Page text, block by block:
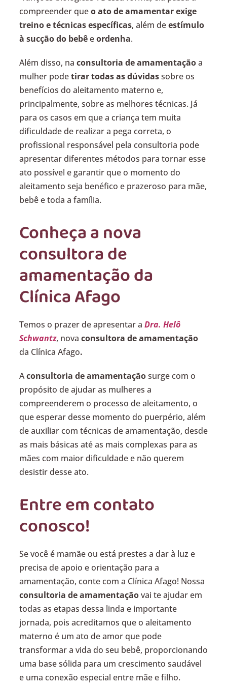
compreender queo ato de amamentar exige
treino e técnicas específicas, além deestímulo
à sucção do bebêeordenha.
Além disso, na consultoria de amamentaçãoa
mulher podetirar todas as dúvidassobre os
benefícios do aleitamento materno e,
principalmente, sobre as melhores técnicas. Já
para os casos em que a criança tem muita
dificuldade de realizar a pega correta, o
profissional responsável pela consultoria pode
apresentar diferentes métodos para tornar esse
ato possível e garantir que o momento do
aleitamento seja benéfico e prazeroso para mãe,
bebê e toda a família.
Conheça a nova
consultora de
amamentação da
Clínica Afago
Temos o prazer de apresentar a Dra. Helô
Schwantz, nova consultora de amamentação
da Clínica Afago.
Aconsultoria de amamentaçãosurge com o
propósito de ajudar as mulheres a
compreenderem o processo de aleitamento, o
que esperar desse momento do puerpério, além
de auxiliar com técnicas de amamentação, desde
as mais básicas até as mais complexas para as
mães com maior dificuldade e não querem
desistir desse ato.
Entre em contato
conosco!
Se você é mamãe ou está prestes a dar à luz e
precisa de apoio e orientação para a
amamentação, conte com a Clínica Afago! Nossa
consultoria de amamentaçãovai te ajudar em
todas as etapas dessa linda e importante
jornada, pois acreditamos que o aleitamento
materno é um ato de amor que pode
transformar a vida do seu bebê, proporcionando
uma base sólida para um crescimento saudável
e uma conexão especial entre mãe e filho.